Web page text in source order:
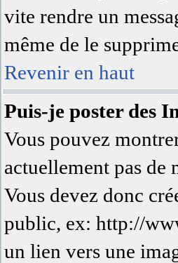
vite rendre un
même de le
Revenir en haut
Puis-je poster des
Vous pouvez
actuellement pas
Vous devez donc
public, ex: http://
un lien vers une